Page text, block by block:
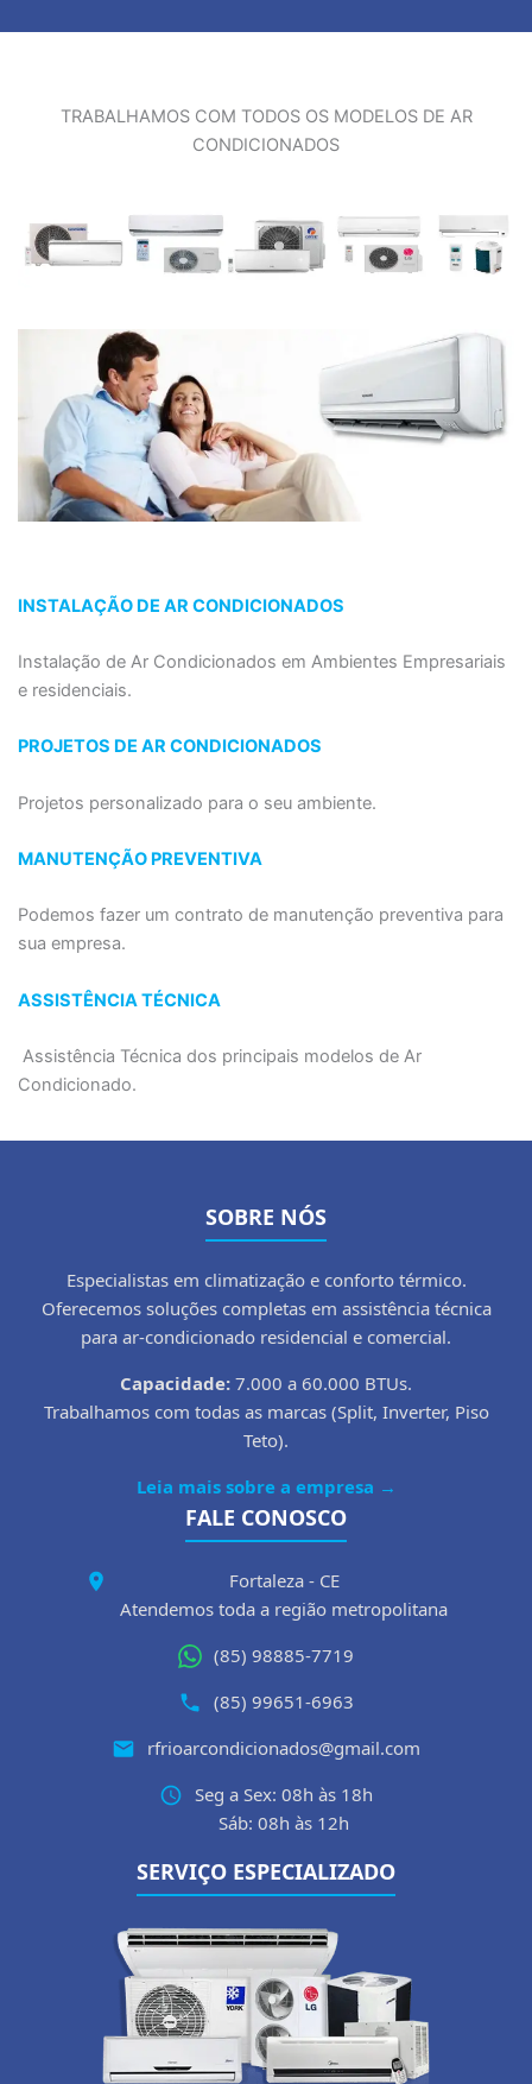
TRABALHAMOS COM TODOS OS MODELOS DE AR
CONDICIONADOS
INSTALAÇÃO DE AR CONDICIONADOS
Instalação de Ar Condicionados em Ambientes Empresariais
e residenciais.
PROJETOS DE AR CONDICIONADOS
Projetos personalizado para o seu ambiente.
MANUTENÇÃO PREVENTIVA
Podemos fazer um contrato de manutenção preventiva para
sua empresa.
ASSISTÊNCIA TÉCNICA
Assistência Técnica dos principais modelos de Ar
Condicionado.
SOBRE NÓS
Especialistas em climatização e conforto térmico.
Oferecemos soluções completas em assistência técnica
para ar-condicionado residencial e comercial.
Capacidade: 7.000 a 60.000 BTUs.
Trabalhamos com todas as marcas (Split, Inverter, Piso
Teto).
Leia mais sobre a empresa →
FALE CONOSCO
Fortaleza - CE
Atendemos toda a região metropolitana
(85) 98885-7719
(85) 99651-6963
rfrioarcondicionados@gmail.com
Seg a Sex: 08h às 18h
Sáb: 08h às 12h
SERVIÇO ESPECIALIZADO